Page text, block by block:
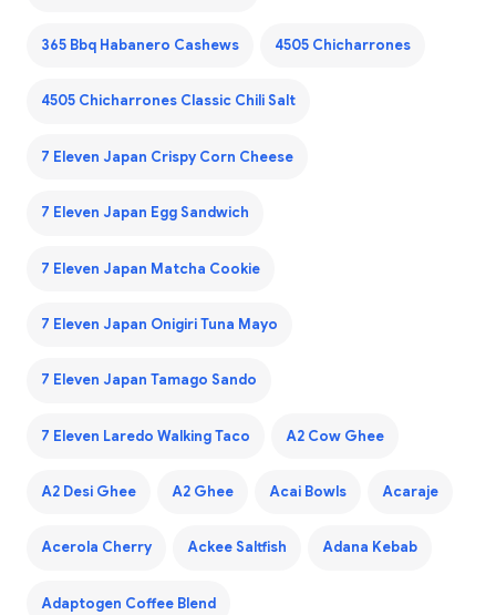
365 Bbq Habanero Cashews 4505 Chicharrones
4505 Chicharrones Classic Chili Salt
7 Eleven Japan Crispy Corn Cheese
7 Eleven Japan Egg Sandwich
7 Eleven Japan Matcha Cookie
7 Eleven Japan Onigiri Tuna Mayo
7 Eleven Japan Tamago Sando
7 Eleven Laredo Walking Taco A2 Cow Ghee
A2 Desi Ghee A2 Ghee Acai Bowls Acaraje
Acerola Cherry Ackee Saltfish Adana Kebab
Adaptogen Coffee Blend